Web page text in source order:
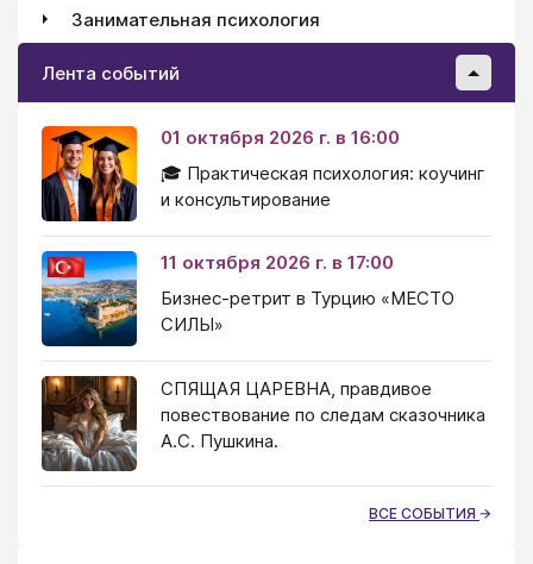
Занимательная психология
Лента событий
01 октября 2026 г. в 16:00
🎓 Практическая психология: коучинг
и консультирование
11 октября 2026 г. в 17:00
Бизнес-ретрит в Турцию «МЕСТО
СИЛЫ»
СПЯЩАЯ ЦАРЕВНА, правдивое
повествование по следам сказочника
А.С. Пушкина.
ВСЕ СОБЫТИЯ